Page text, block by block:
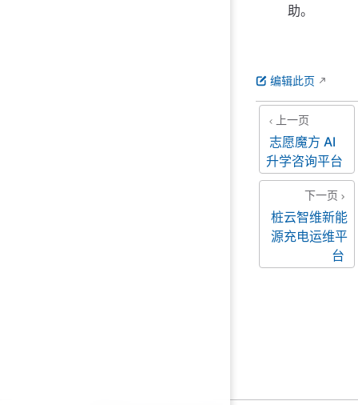
助。
编辑此页
上一页
志愿魔方 AI
升学咨询平台
下一页
桩云智维新能
源充电运维平
台